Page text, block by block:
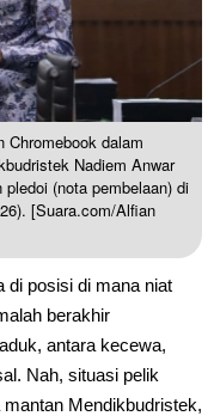
Chromebook dalam
Nadiem Anwar
(nota pembelaan) di
[Suara.com/Alfian
di posisi di mana niat
berakhir
antara kecewa,
Nah, situasi pelik
Mendikbudristek,